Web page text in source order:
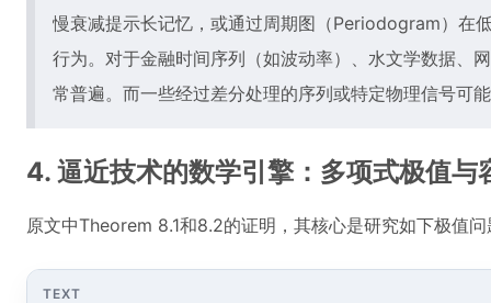
慢衰减提示长记忆，或通过周期图（Periodogram）在
行为。对于金融时间序列（如波动率）、水文学数据、
常普遍。而一些经过差分处理的序列或特定物理信号可
4. 逼近技术的数学引擎：多项式极值与
原文中Theorem 8.1和8.2的证明，其核心是研究如下极值问
TEXT